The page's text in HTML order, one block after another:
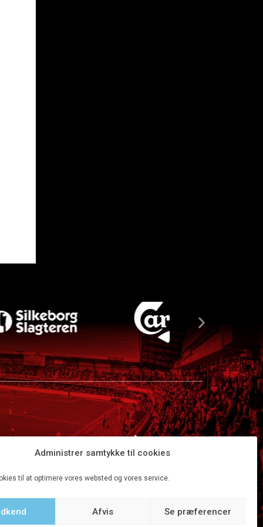
Administrer samtykke til cookies
til at optimere vores websted og vores service.
Afvis Se præferencer